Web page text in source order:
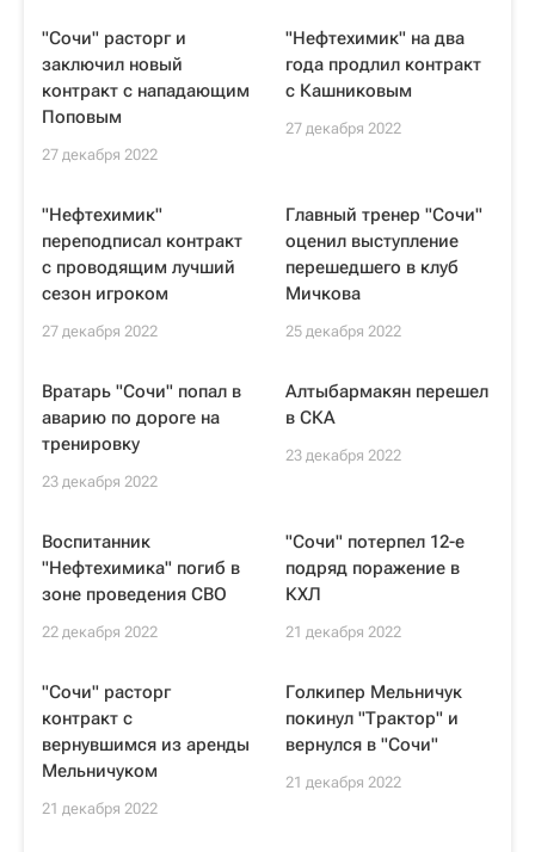
"Сочи" расторг и
заключил новый
контракт с нападающим
Поповым
27 декабря 2022
"Нефтехимик" на два
года продлил контракт
с Кашниковым
27 декабря 2022
"Нефтехимик"
переподписал контракт
с проводящим лучший
сезон игроком
27 декабря 2022
Главный тренер "Сочи"
оценил выступление
перешедшего в клуб
Мичкова
25 декабря 2022
Вратарь "Сочи" попал в
аварию по дороге на
тренировку
23 декабря 2022
Алтыбармакян перешел
в СКА
23 декабря 2022
Воспитанник
"Нефтехимика" погиб в
зоне проведения СВО
22 декабря 2022
"Сочи" потерпел 12-е
подряд поражение в
КХЛ
21 декабря 2022
"Сочи" расторг
контракт с
вернувшимся из аренды
Мельничуком
21 декабря 2022
Голкипер Мельничук
покинул "Трактор" и
вернулся в "Сочи"
21 декабря 2022